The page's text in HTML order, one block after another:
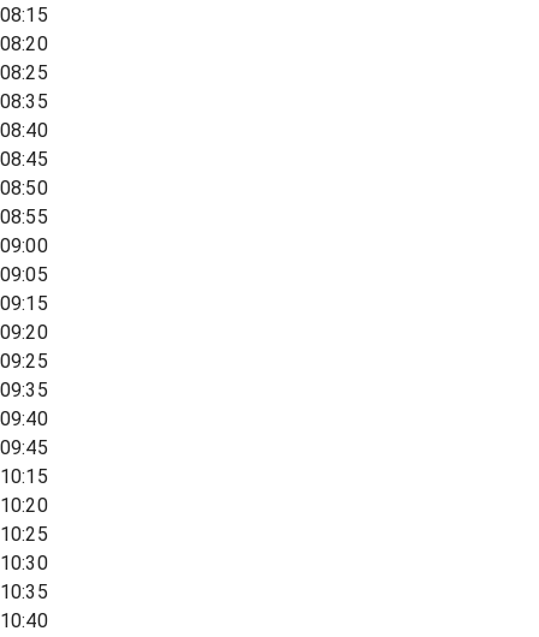
08:15
08:20
08:25
08:35
08:40
08:45
08:50
08:55
09:00
09:05
09:15
09:20
09:25
09:35
09:40
09:45
10:15
10:20
10:25
10:30
10:35
10:40